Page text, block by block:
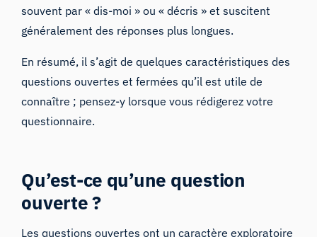
souvent par « dis-moi » ou « décris » et suscitent
généralement des réponses plus longues.
En résumé, il s’agit de quelques caractéristiques des
questions ouvertes et fermées qu’il est utile de
connaître ; pensez-y lorsque vous rédigerez votre
questionnaire.
Qu’est-ce qu’une question
ouverte ?
Les questions ouvertes ont un caractère exploratoire